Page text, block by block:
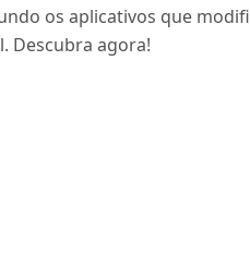
os aplicativos que
Descubra agora!